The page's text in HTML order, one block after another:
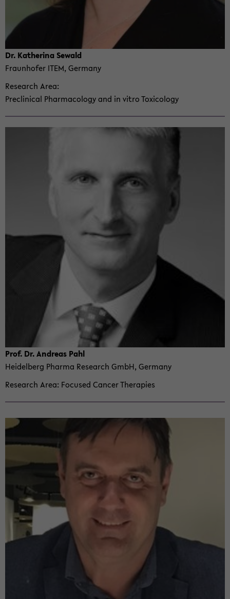
Dr. Kathe­rina Se­wald
Fraun­hofer ITEM, Ger­many
Re­search Area
Pre­clin­i­cal Phar­ma­col­ogy and in vitro Tox­i­col­ogy
Prof. Dr. An­dreas Pahl
Hei­del­berg Pharma Re­search GmbH, Ger­many
Re­search Area Fo­cused Can­cer Ther­a­pies